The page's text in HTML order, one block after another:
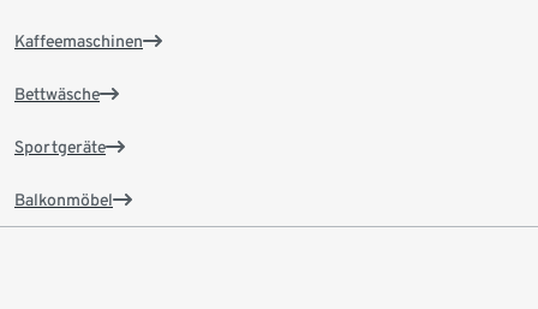
Kaffeemaschinen
Bettwäsche
Sportgeräte
Balkonmöbel